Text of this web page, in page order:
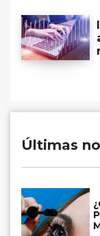
Últimas